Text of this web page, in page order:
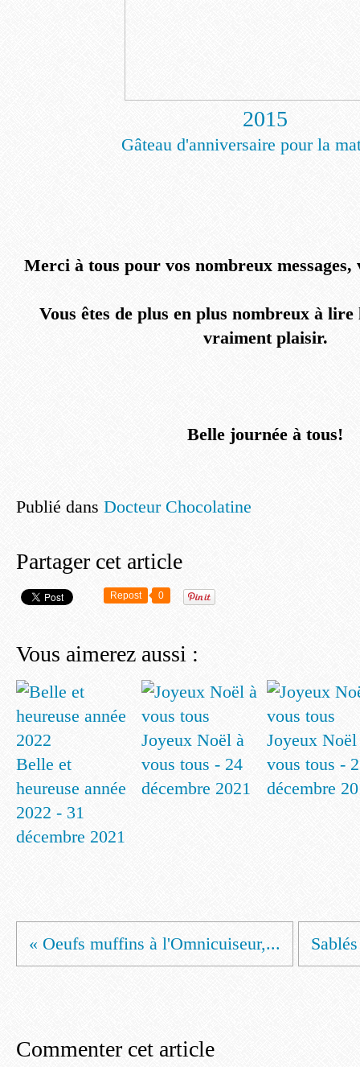
2015
Gâteau d'anniversaire pour la
Merci à tous pour vos nombreux messages,
Vous êtes de plus en plus nombreux à
vraiment plaisir.
Belle journée à tous!
Publié dans Docteur Chocolatine
Partager cet article
Repost 0
Vous aimerez aussi :
Belle et
heureuse année
2022 - 31
décembre 2021
Joyeux Noël à
vous tous - 24
décembre 2021
Joyeux Noël
vous tous -
décembre
« Oeufs muffins à l'Omnicuiseur,...
Commenter cet article